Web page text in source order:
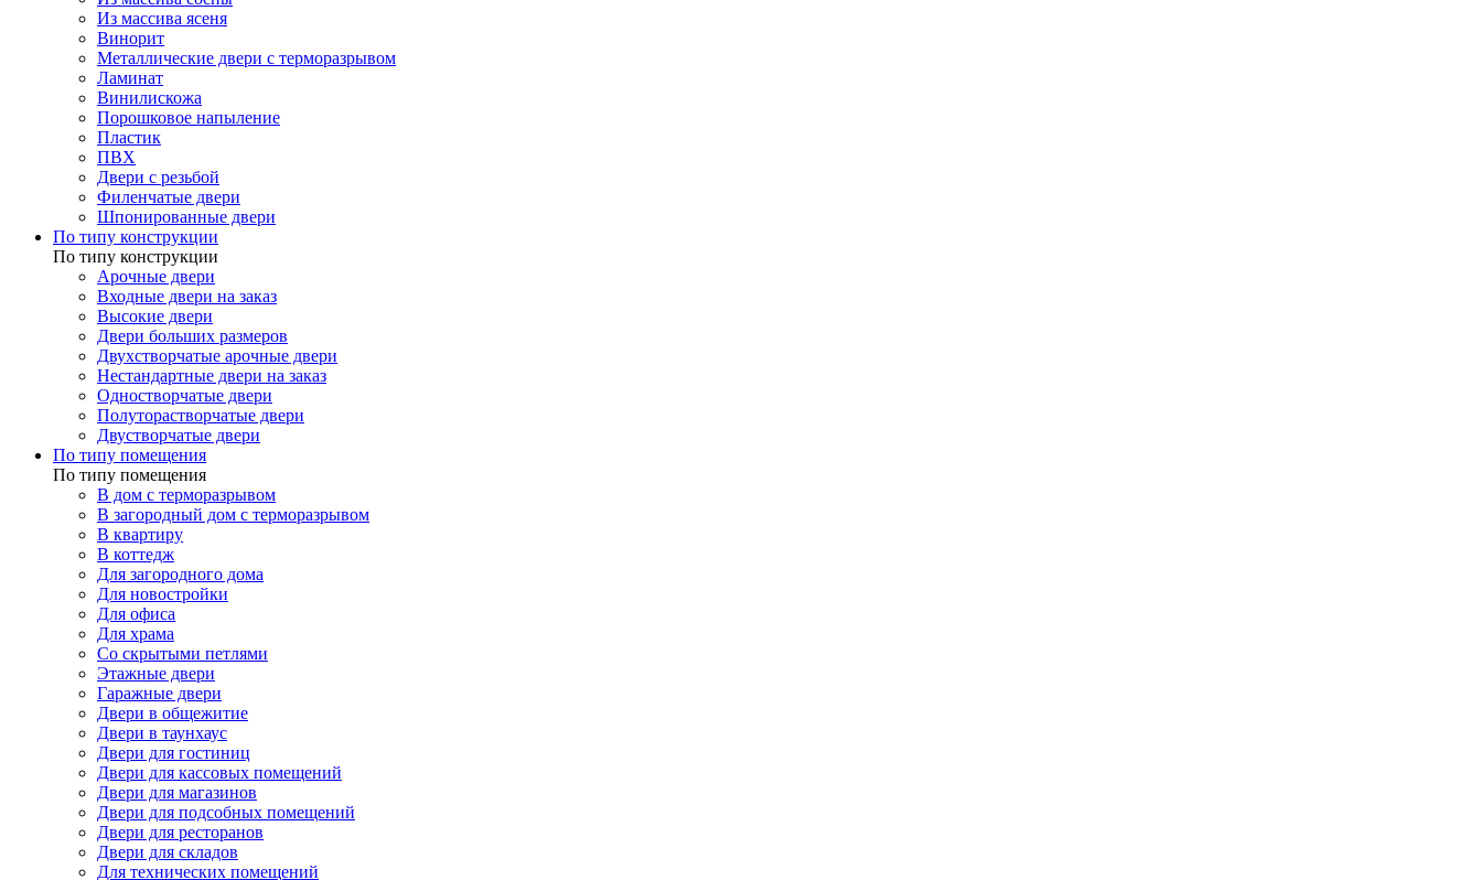
Из массива ясеня
Винорит
Металлические двери с терморазрывом
Ламинат
Винилискожа
Порошковое напыление
Пластик
ПВХ
Двери с резьбой
Филенчатые двери
Шпонированные двери
По типу конструкции
По типу конструкции
Арочные двери
Входные двери на заказ
Высокие двери
Двери больших размеров
Двухстворчатые арочные двери
Нестандартные двери на заказ
Одностворчатые двери
Полуторастворчатые двери
Двустворчатые двери
По типу помещения
По типу помещения
В дом с терморазрывом
В загородный дом с терморазрывом
В квартиру
В коттедж
Для загородного дома
Для новостройки
Для офиса
Для храма
Со скрытыми петлями
Этажные двери
Гаражные двери
Двери в общежитие
Двери в таунхаус
Двери для гостиниц
Двери для кассовых помещений
Двери для магазинов
Двери для подсобных помещений
Двери для ресторанов
Двери для складов
Для технических помещений